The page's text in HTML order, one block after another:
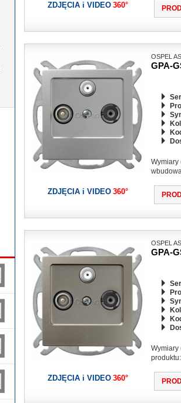
ZDJĘCIA i VIDEO 360°
ZDJĘCIA i VIDEO 360°
OSPEL AS
GPA-
Wymiary
ZDJĘCIA i VIDEO 360°
OSPEL AS
GPA-
Wymiary
produktu: